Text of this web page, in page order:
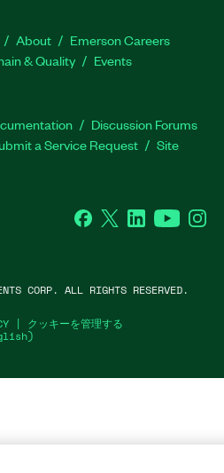
About
Emerson Careers
& Quality Events
Discussion Forums
a Service Request
Site
Facebook
Twitter LinkedInYouTube
| クッキーを管理する
CORP. ALL RIGHTS RESERVED.